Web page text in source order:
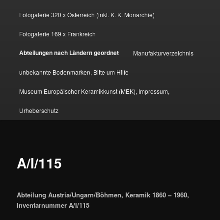
Fotogalerie 320 x Österreich (inkl. K. K. Monarchie)
Fotogalerie 169 x Frankreich
Abteilungen nach Ländern geordnet Manufakturverzeichnis
unbekannte Bodenmarken, Bitte um Hilfe
Museum Europäischer Keramikkunst (MEK), Impressum,
Urheberschutz
A/I/115
Abteilung Austria/Ungarn/Böhmen, Keramik 1860 – 1960,
Inventarnummer A/I/115